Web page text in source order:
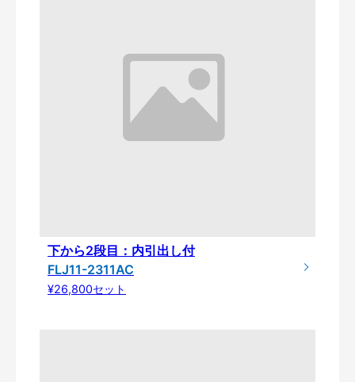
下から2段目：内引出し付
FLJ11-2311AC
¥26,800セット